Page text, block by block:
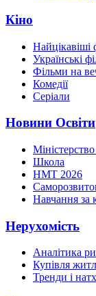
Кіно
Найцікавіші
Українські
Фільми на
Комедії
Серіали
Новини Освіти
Школа
НМТ 2026
Навчання за
Нерухомість
Аналітика
Купівля
Тренди і